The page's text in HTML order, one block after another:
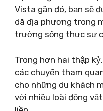
Vista gần đó, bạn sẽ
dã địa phương trong
trường sống thực sự
Trong hơn hai thập
các chuyến tham
cho những du khách
với nhiều loài động